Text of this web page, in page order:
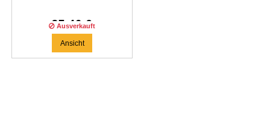
37,46 €
Ausverkauft
Ansicht